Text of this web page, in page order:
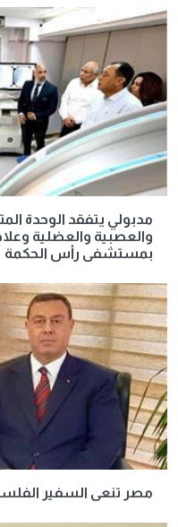
مدبولي يتفقد الوحدة
والعصبية والعضلية
بمستشفى رأس الحكمة
مصر تنعى السفير